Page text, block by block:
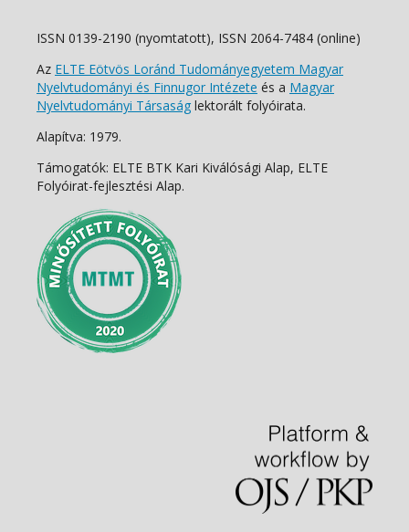
ISSN 0139-2190 (nyomtatott), ISSN 2064-7484 (online)
Az ELTE Eötvös Loránd Tudományegyetem Magyar
Nyelvtudományi és Finnugor Intézete és a Magyar
Nyelvtudományi Társaság lektorált folyóirata.
Alapítva: 1979.
Támogatók: ELTE BTK Kari Kiválósági Alap, ELTE
Folyóirat-fejlesztési Alap.